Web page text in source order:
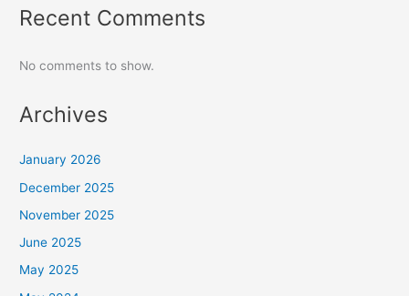
Recent Comments
No comments to show.
Archives
January 2026
December 2025
November 2025
June 2025
May 2025